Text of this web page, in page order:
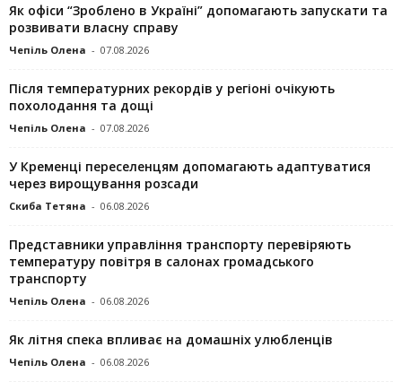
Як офіси “Зроблено в Україні” допомагають запускaти та
розвивати власну справу
Чепіль Олена - 07.08.2026
Після температурних рекордів у регіоні очікують
похолодання та дощі
Чепіль Олена - 07.08.2026
У Кременці переселенцям допомагають адаптуватися
через вирощування розсади
Скиба Тетяна - 06.08.2026
Представники управління транспорту перевіряють
температуру повітря в салонах громадського
транспорту
Чепіль Олена - 06.08.2026
Як літня спека впливає на домашніх улюбленців
Чепіль Олена - 06.08.2026